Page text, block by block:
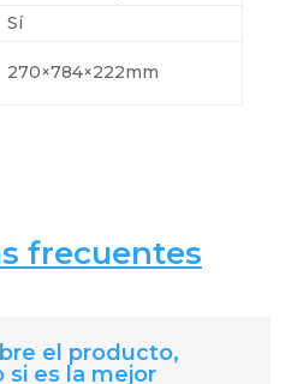
Sí
270×784×222mm
frecuentes
el producto,
es la mejor